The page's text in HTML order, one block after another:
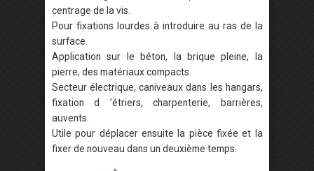
centrage de la vis.
Pour fixations lourdes à introduire au ras de la
surface.
Application sur le béton, la brique pleine, la
pierre, des matériaux compacts.
Secteur électrique, caniveaux dans les hangars,
fixation d ’étriers, charpenterie, barrières,
auvents.
Utile pour déplacer ensuite la pièce fixée et la
fixer de nouveau dans un deuxième temps.